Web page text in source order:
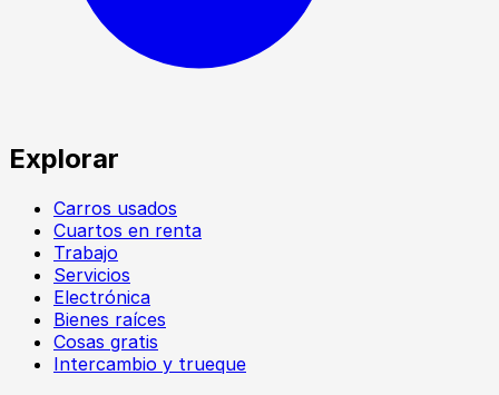
Explorar
Carros usados
Cuartos en renta
Trabajo
Servicios
Electrónica
Bienes raíces
Cosas gratis
Intercambio y trueque